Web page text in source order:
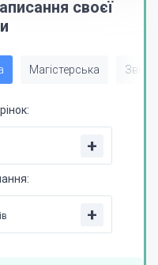
своєї
Магістерська Звіт
+
+